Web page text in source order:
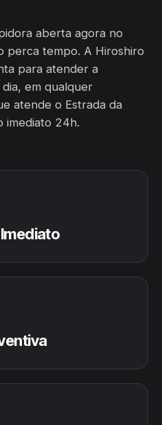
aberta agora no
perca tempo. A Hiroshiro
para atender a
em qualquer
atende o Estrada da
imediato 24h.